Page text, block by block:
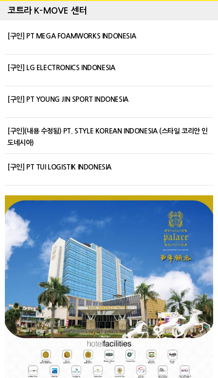
코트라 K-MOVE 센터
[구인] PT MEGA FOAMWORKS INDONESIA
[구인] LG ELECTRONICS INDONESIA
[구인] PT YOUNG JIN SPORT INDONESIA
[구인](내용 수정됨) PT. STYLE KOREAN INDONESIA (스타일 코리안 인
도네시아)
[구인] PT TUI LOGISTIK INDONESIA